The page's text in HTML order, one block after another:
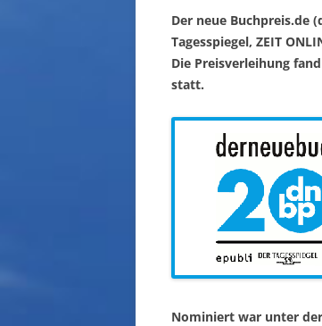
Der neue Buchpreis.de
Tagesspiegel, ZEIT
Die Preisverleihung
statt.
Nominiert war unter